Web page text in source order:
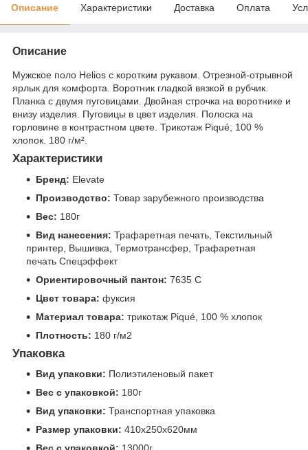
Описание Характеристики Доставка Оплата
Описание
Мужское поло Helios с коротким рукавом. Отрезной-отрывной
ярлык для комфорта. Воротник гладкой вязкой в рубчик.
Планка с двумя пуговицами. Двойная строчка на воротнике и
внизу изделия. Пуговицы в цвет изделия. Полоска на
горловине в контрастном цвете. Трикотаж Piqué, 100 %
хлопок. 180 г/м².
Характеристики
Бренд: Elevate
Производство: Товар зарубежного производства
Вес: 180г
Вид нанесения: Трафаретная печать, Текстильный
принтер, Вышивка, Термотрансфер, Трафаретная
печать Спецэффект
Ориентировочный пантон: 7635 C
Цвет товара: фуксия
Материал товара: трикотаж Piqué, 100 % хлопок
Плотность: 180 г/м2
Упаковка
Вид упаковки: Полиэтиленовый пакет
Вес с упаковкой: 180г
Вид упаковки: Транспортная упаковка
Размер упаковки: 410x250x620мм